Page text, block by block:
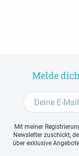
Melde
Mit meiner
Newsletter zuschickt,
über exklusive